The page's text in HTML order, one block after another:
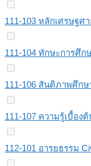
111-103 หลักเศรษฐศ
111-104 ทักษะการศึก
111-106 สันติภาพศึกษ
111-107 ความรู้เบื้อง
112-101 อารยธรรม